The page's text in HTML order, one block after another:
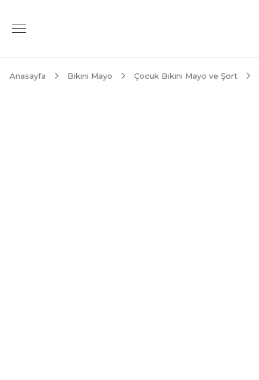
Anasayfa Bikini Mayo Çocuk Bikini Mayo ve Şort